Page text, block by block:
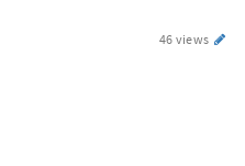
46 views